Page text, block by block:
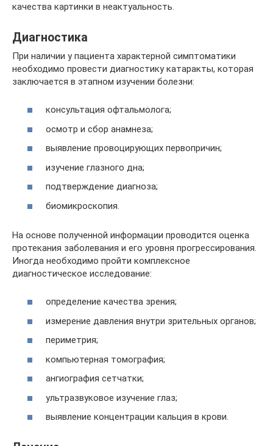
качества картинки в неактуальность.
Диагностика
При наличии у пациента характерной симптоматики
необходимо провести диагностику катаракты, которая
заключается в этапном изучении болезни:
консультация офтальмолога;
осмотр и сбор анамнеза;
выявление провоцирующих первопричин;
изучение глазного дна;
подтверждение диагноза;
биомикроскопия.
На основе полученной информации проводится оценка
протекания заболевания и его уровня прогрессирования.
Иногда необходимо пройти комплексное
диагностическое исследование:
определение качества зрения;
измерение давления внутри зрительных органов;
периметрия;
компьютерная томография;
ангиография сетчатки;
ультразвуковое изучение глаз;
выявление концентрации кальция в крови.